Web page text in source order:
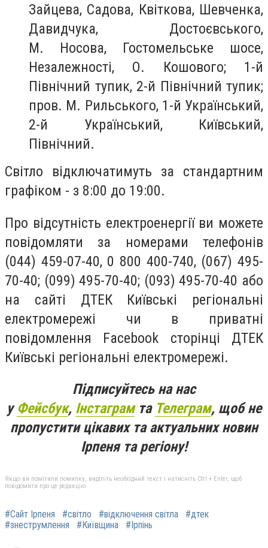
Зайцева, Садова, Квіткова, Шевченка,
Давидчука, Достоєвського,
М. Носова, Гостомельське шосе,
Незалежності, О. Кошового; 1-й
Північний тупик, 2-й Північний тупик;
пров. М. Рильського, 1-й Український,
2-й Український, Київський,
Північний.
Світло відключатимуть за стандартним
графіком - з 8:00 до 19:00.
Про відсутність електроенергії ви можете
повідомляти за номерами телефонів
(044) 459-07-40, 0 800 400-740, (067) 495-
70-40; (099) 495-70-40; (093) 495-70-40 або
на сайті ДТЕК Київські регіональні
електромережі чи в приватні
повідомлення Facebook сторінці ДТЕК
Київські регіональні електромережі.
Підписуйтесь на нас
уФейсбук, Інстаграмта Телеграм, щоб не
пропустити цікавих та актуальних новин
Ірпеня та регіону!
Якщо ви помітили помилку, виділіть необхідний текст і натисніть Ctrl + Enter, щоб
повідомити про це редакцію
#Сайт Ірпеня #світло #відключення світла
#дтек
#знеструмлення
#Київщина #Ірпінь